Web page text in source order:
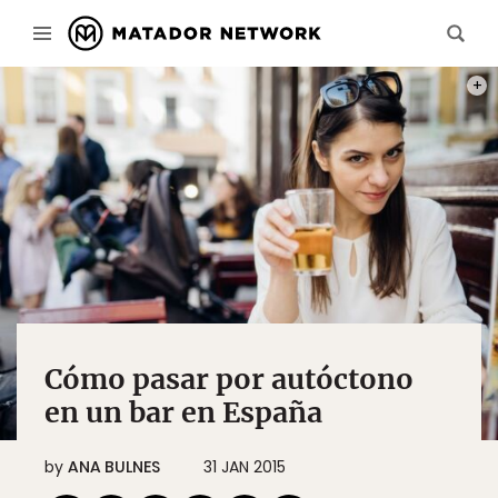
Cómo pasar por autóctono
en un bar en España
by ANA BULNES 31 JAN 2015